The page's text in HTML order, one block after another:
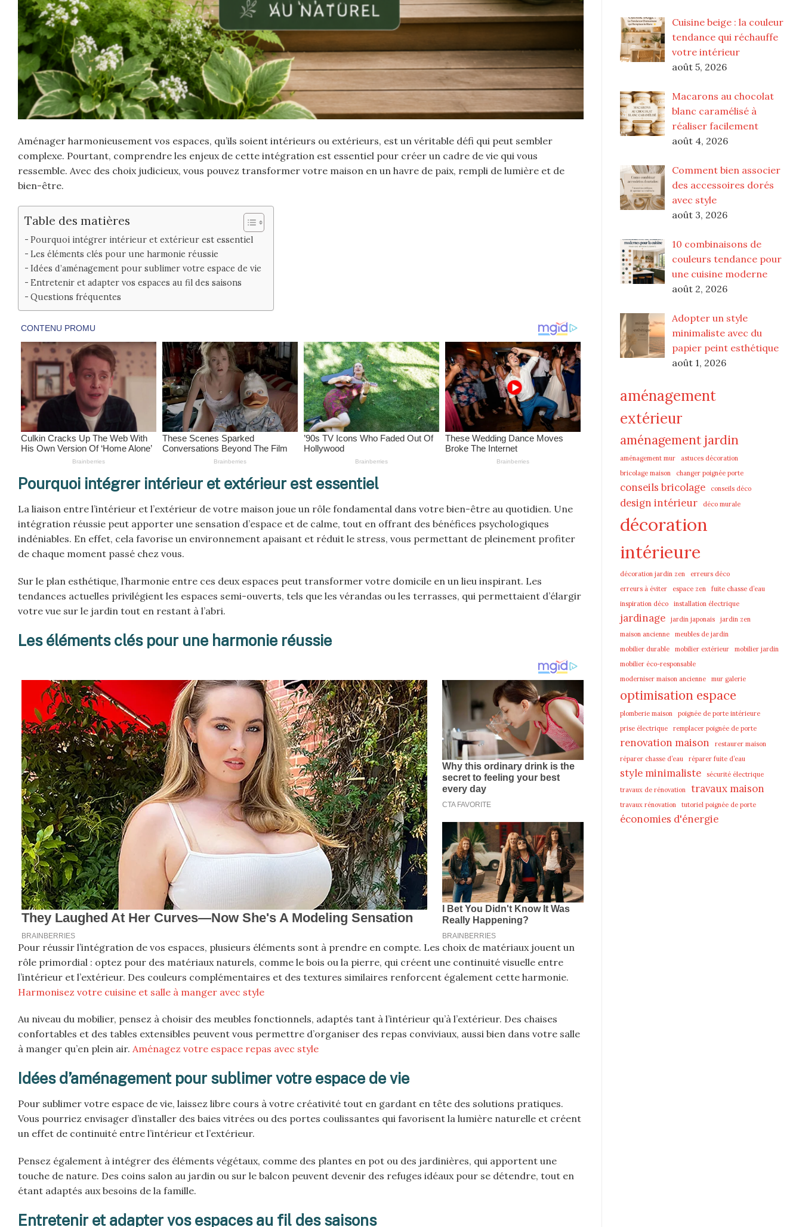
Aménager harmonieusement vos espaces, qu’ils soient intérieurs ou extérieurs, est un véritable défi qui peut sembler
complexe. Pourtant, comprendre les enjeux de cette intégration est essentiel pour créer un cadre de vie qui vous
ressemble. Avec des choix judicieux, vous pouvez transformer votre maison en un havre de paix, rempli de lumière et de
bien-être.
Table des matières
Pourquoi intégrer intérieur et extérieur est essentiel
Les éléments clés pour une harmonie réussie
Idées d’aménagement pour sublimer votre espace de vie
Entretenir et adapter vos espaces au fil des saisons
Questions fréquentes
Pourquoi intégrer intérieur et extérieur est essentiel
La liaison entre l’intérieur et l’extérieur de votre maison joue un rôle fondamental dans votre bien-être au quotidien. Une
intégration réussie peut apporter une sensation d’espace et de calme, tout en offrant des bénéfices psychologiques
indéniables. En effet, cela favorise un environnement apaisant et réduit le stress, vous permettant de pleinement profiter
de chaque moment passé chez vous.
Sur le plan esthétique, l’harmonie entre ces deux espaces peut transformer votre domicile en un lieu inspirant. Les
tendances actuelles privilégient les espaces semi-ouverts, tels que les vérandas ou les terrasses, qui permettaient d’élargir
votre vue sur le jardin tout en restant à l’abri.
Les éléments clés pour une harmonie réussie
Pour réussir l’intégration de vos espaces, plusieurs éléments sont à prendre en compte. Les choix de matériaux jouent un
rôle primordial : optez pour des matériaux naturels, comme le bois ou la pierre, qui créent une continuité visuelle entre
l’intérieur et l’extérieur. Des couleurs complémentaires et des textures similaires renforcent également cette harmonie.
Harmonisez votre cuisine et salle à manger avec style
Au niveau du mobilier, pensez à choisir des meubles fonctionnels, adaptés tant à l’intérieur qu’à l’extérieur. Des chaises
confortables et des tables extensibles peuvent vous permettre d’organiser des repas conviviaux, aussi bien dans votre salle
à manger qu’en plein air. Aménagez votre espace repas avec style
Idées d’aménagement pour sublimer votre espace de vie
Pour sublimer votre espace de vie, laissez libre cours à votre créativité tout en gardant en tête des solutions pratiques.
Vous pourriez envisager d’installer des baies vitrées ou des portes coulissantes qui favorisent la lumière naturelle et créent
un effet de continuité entre l’intérieur et l’extérieur.
Pensez également à intégrer des éléments végétaux, comme des plantes en pot ou des jardinières, qui apportent une
touche de nature. Des coins salon au jardin ou sur le balcon peuvent devenir des refuges idéaux pour se détendre, tout en
étant adaptés aux besoins de la famille.
Entretenir et adapter vos espaces au fil des saisons
Cuisine beige : la couleur
tendance qui réchauffe
votre intérieur
août 5, 2026
Macarons au chocolat
blanc caramélisé à
réaliser facilement
août 4, 2026
Comment bien associer
des accessoires dorés
avec style
août 3, 2026
10 combinaisons de
couleurs tendance pour
une cuisine moderne
août 2, 2026
Adopter un style
minimaliste avec du
papier peint esthétique
août 1, 2026
aménagement
extérieur
aménagement jardin
aménagement mur
astuces décoration
bricolage maison
changer poignée porte
conseils bricolage conseils déco
design intérieur déco murale
décoration
intérieure
décoration jardin zen
erreurs déco
erreurs à éviter
espace zen
fuite chasse d’eau
inspiration déco
installation électrique
jardinage jardin japonais
jardin zen
maison ancienne
meubles de jardin
mobilier durable
mobilier extérieur
mobilier jardin
mobilier éco-responsable
moderniser maison ancienne
mur galerie
optimisation espace
plomberie maison
poignée de porte intérieure
prise électrique
remplacer poignée de porte
renovation maison
restaurer maison
réparer chasse d’eau
réparer fuite d’eau
style minimaliste
sécurité électrique
travaux de rénovation
travaux maison
travaux rénovation tutoriel poignée de porte
économies d'énergie